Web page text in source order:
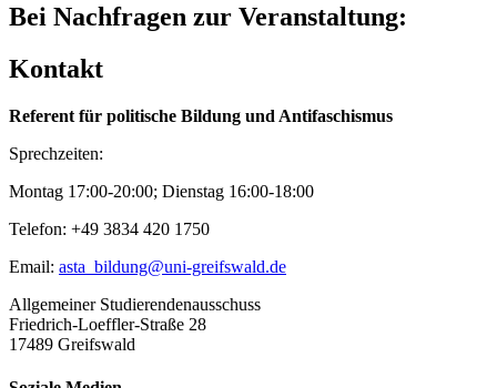
Bei Nachfragen zur Veranstaltung:
Kontakt
Referent für politische Bildung und Antifaschismus
Sprechzeiten:
Montag 17:00-20:00; Dienstag 16:00-18:00
Telefon: +49 3834 420 1750
Email: asta_bildung@uni-greifswald.de
Allgemeiner Studierendenausschuss
Friedrich-Loeffler-Straße 28
17489 Greifswald